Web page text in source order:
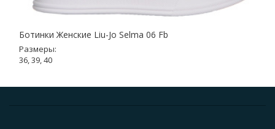
Ботинки Женские Liu-Jo Selma 06 Fb
Размеры:
36, 39, 40